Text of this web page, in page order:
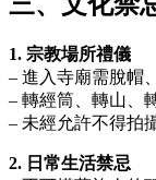
1. 宗教場所禮儀
– 進入寺廟需脫帽
– 轉經筒、轉山、
– 未經允許不得拍
2. 日常生活禁忌